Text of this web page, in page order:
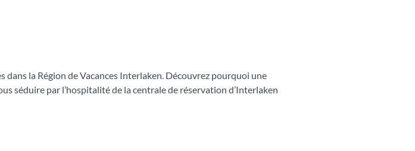
dans la Région de Vacances Interlaken. Découvrez pourquoi une
séduire par l’hospitalité de la centrale de réservation d’Interlaken